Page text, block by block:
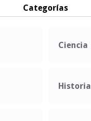
Categorías
Ciencia
Historia